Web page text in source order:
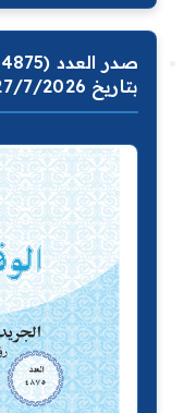
بتاريخ 27/7/2026